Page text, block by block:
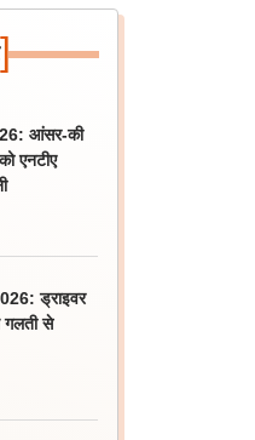
]
आंसर-की
एनटीए
ड्राइवर
गलती से